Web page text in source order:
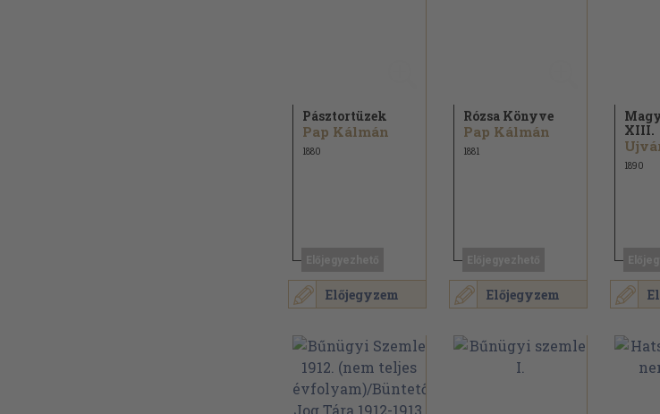
Előjegyzem
Pásztortüzek
Pap Kálmán
1880
Előjegyzem
Rózsa Könyve
Pap Kálmán
1881
XIII.
1890